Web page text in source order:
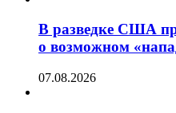
В разведке США
о возможном
07.08.2026